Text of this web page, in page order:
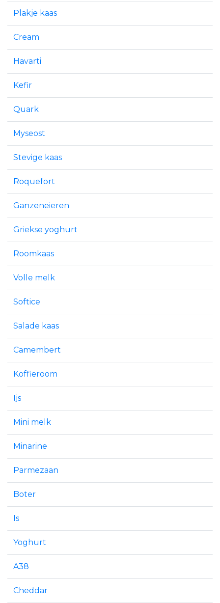
Plakje kaas
Cream
Havarti
Kefir
Quark
Myseost
Stevige kaas
Roquefort
Ganzeneieren
Griekse yoghurt
Roomkaas
Volle melk
Softice
Salade kaas
Camembert
Koffieroom
Ijs
Mini melk
Minarine
Parmezaan
Boter
Is
Yoghurt
A38
Cheddar